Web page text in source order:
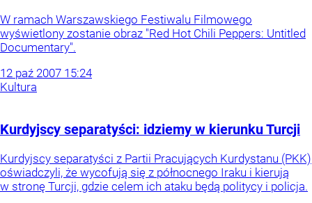
W ramach Warszawskiego Festiwalu Filmowego
wyświetlony zostanie obraz "Red Hot Chili Peppers: Untitled
Documentary".
12 paź 2007 15:24
Kultura
Kurdyjscy separatyści: idziemy w kierunku Turcji
Kurdyjscy separatyści z Partii Pracujących Kurdystanu (PKK)
oświadczyli, że wycofują się z północnego Iraku i kierują
w stronę Turcji, gdzie celem ich ataku będą politycy i policja.